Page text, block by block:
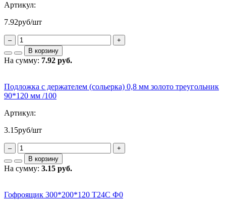
Артикул:
7.92руб/шт
–
+
В корзину
На сумму: 7.92 руб.
Подложка с держателем (сольерка) 0,8 мм золото треугольник
90*120 мм /100
Артикул:
3.15руб/шт
–
+
В корзину
На сумму: 3.15 руб.
Гофроящик 300*200*120 Т24С Ф0